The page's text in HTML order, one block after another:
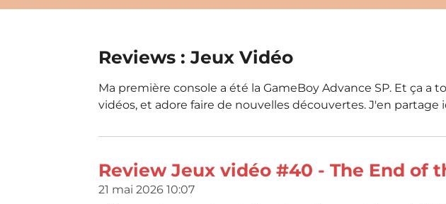
Reviews : Jeux Vidéo
Ma première console a été la GameBoy Advance SP. Et ça
vidéos, et adore faire de nouvelles découvertes. J'en
Review Jeux vidéo #40 - The End of
21 mai 2026 10:07